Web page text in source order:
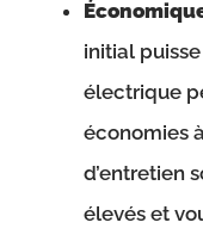
initial
électrique
économies
d’entretien
élevés et